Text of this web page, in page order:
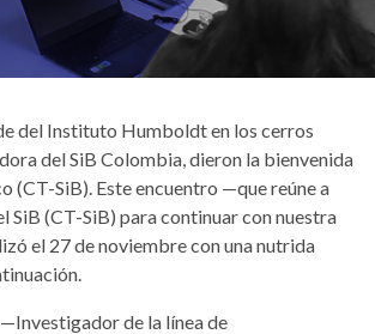
del Instituto Humboldt en los cerros
del SiB Colombia, dieron la bienvenida
(CT-SiB). Este encuentro —que reúne a
SiB (CT-SiB) para continuar con nuestra
el 27 de noviembre con una nutrida
de la línea de